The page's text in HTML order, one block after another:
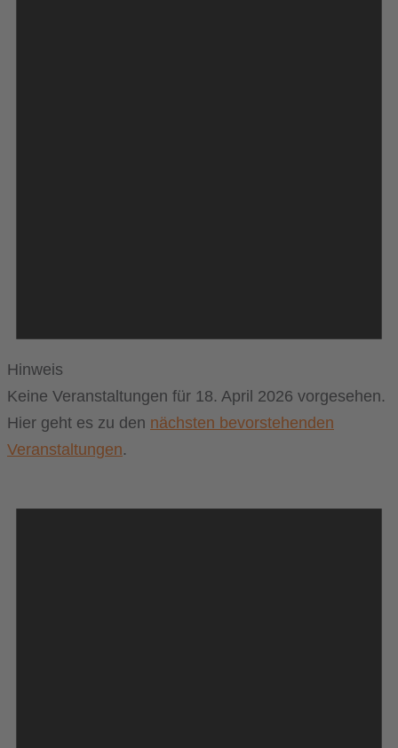
Hinweis
Keine Veranstaltungen für 18. April 2026 vorgesehen.
Hier geht es zu den nächsten bevorstehenden
Veranstaltungen.